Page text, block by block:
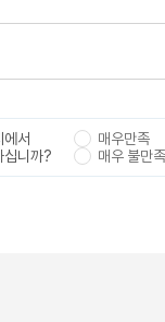
서
십니까?
매우만족
매우 불만족